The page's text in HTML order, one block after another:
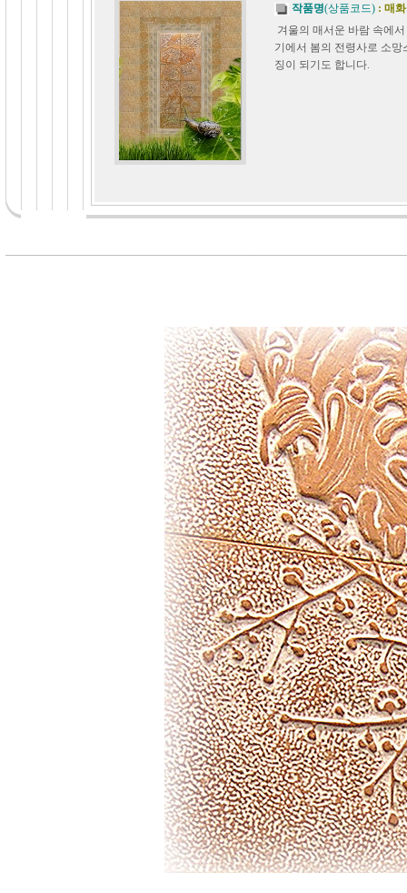
작품명(상품코드) : 매
겨울의 매서운 바람 속에
기에서 봄의 전령사로 소
징이 되기도 합니다.